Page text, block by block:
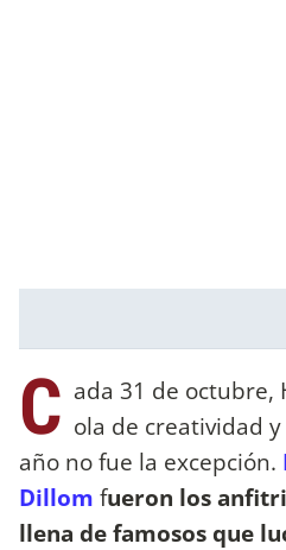
C ada 31 de octubre,
ola de creatividad
año no fue la excepción.
Dillom fueron los
llena de famosos que